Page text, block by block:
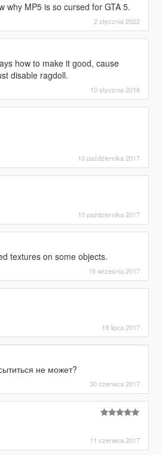
why MP5 is so cursed for GTA 5.
2 stycznia 2022
how to make it good, cause
disable ragdoll.
10 stycznia 2018
10 października 2017
10 października 2017
textures on some objects.
15 września 2017
19 lipca 2017
не может?
30 czerwca 2017
11 czerwca 2017